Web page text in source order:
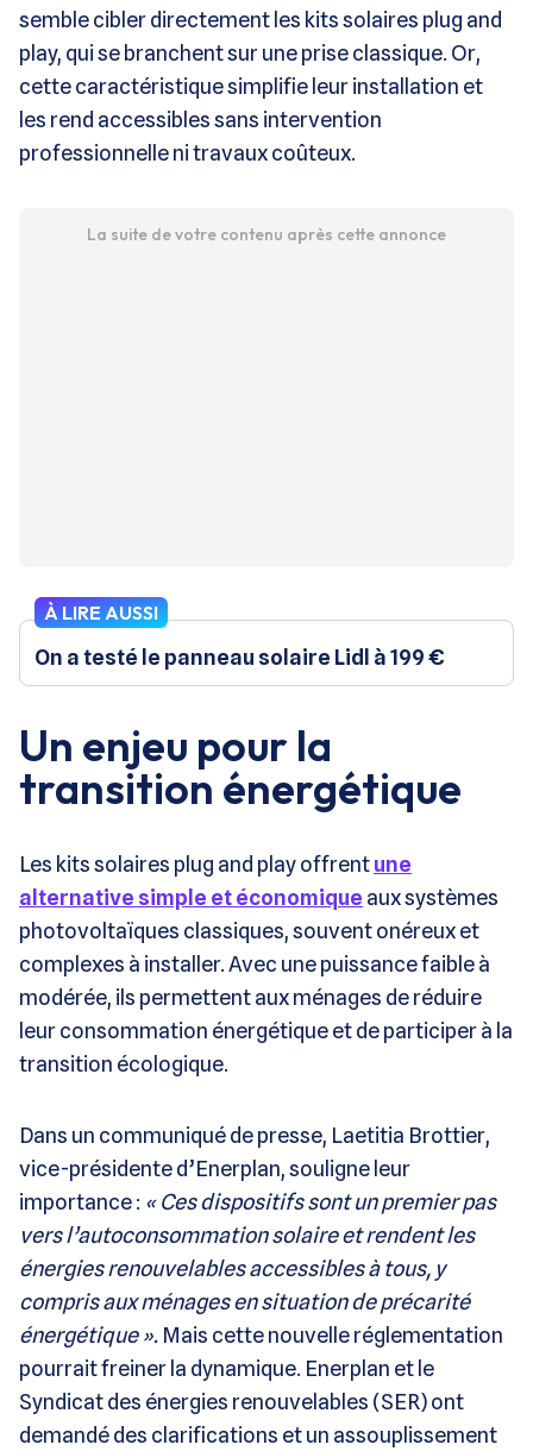
semble cibler directement les kits solaires plug and
play, qui se branchent sur une prise classique. Or,
cette caractéristique simplifie leur installation et
les rend accessibles sans intervention
professionnelle ni travaux coûteux​.
La suite de votre contenu après cette annonce
À LIRE AUSSI
On a testé le panneau solaire Lidl à 199 €
Un enjeu pour la
transition énergétique
Les kits solaires plug and play offrentune
alternative simple et économique aux systèmes
photovoltaïques classiques, souvent onéreux et
complexes à installer. Avec une puissance faible à
modérée, ils permettent aux ménages de réduire
leur consommation énergétique et de participer à la
transition écologique​.
Dans un communiqué de presse, Laetitia Brottier,
vice-présidente d’Enerplan, souligne leur
importance : « Ces dispositifs sont un premier pas
vers l’autoconsommation solaire et rendent les
énergies renouvelables accessibles à tous, y
compris aux ménages en situation de précarité
énergétique »​. Mais cette nouvelle réglementation
pourrait freiner la dynamique. Enerplan et le
Syndicat des énergies renouvelables (SER) ont
demandé des clarifications et un assouplissement